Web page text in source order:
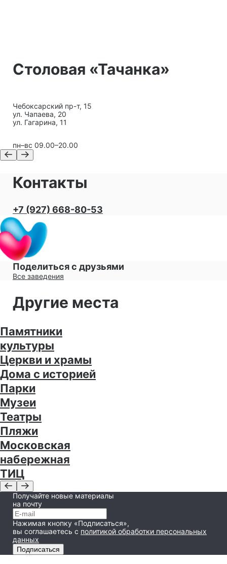
Столовая «Тачанка»
Чебоксарский пр-т, 15
ул. Чапаева, 20
ул. Гагарина, 11
пн–вс 09.00–20.00
Контакты
+7 (927) 668-80-53
Поделиться с друзьями
Все заведения
Другие места
Памятники
культуры
Церкви и храмы
Дома с историей
Парки
Музеи
Театры
Пляжи
Московская
набережная
ТИЦ
Получайте новые материалы
на почту
Нажимая кнопку «Подписаться»,
вы соглашаетесь с политикой обработки персональных
данных
Подписаться